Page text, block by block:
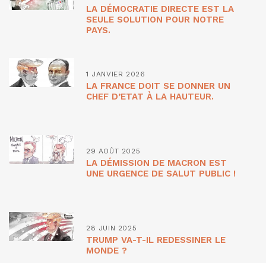
LA DÉMOCRATIE DIRECTE EST LA
SEULE SOLUTION POUR NOTRE
PAYS.
1 JANVIER 2026
LA FRANCE DOIT SE DONNER UN
CHEF D’ETAT À LA HAUTEUR.
29 AOÛT 2025
LA DÉMISSION DE MACRON EST
UNE URGENCE DE SALUT PUBLIC !
28 JUIN 2025
TRUMP VA-T-IL REDESSINER LE
MONDE ?